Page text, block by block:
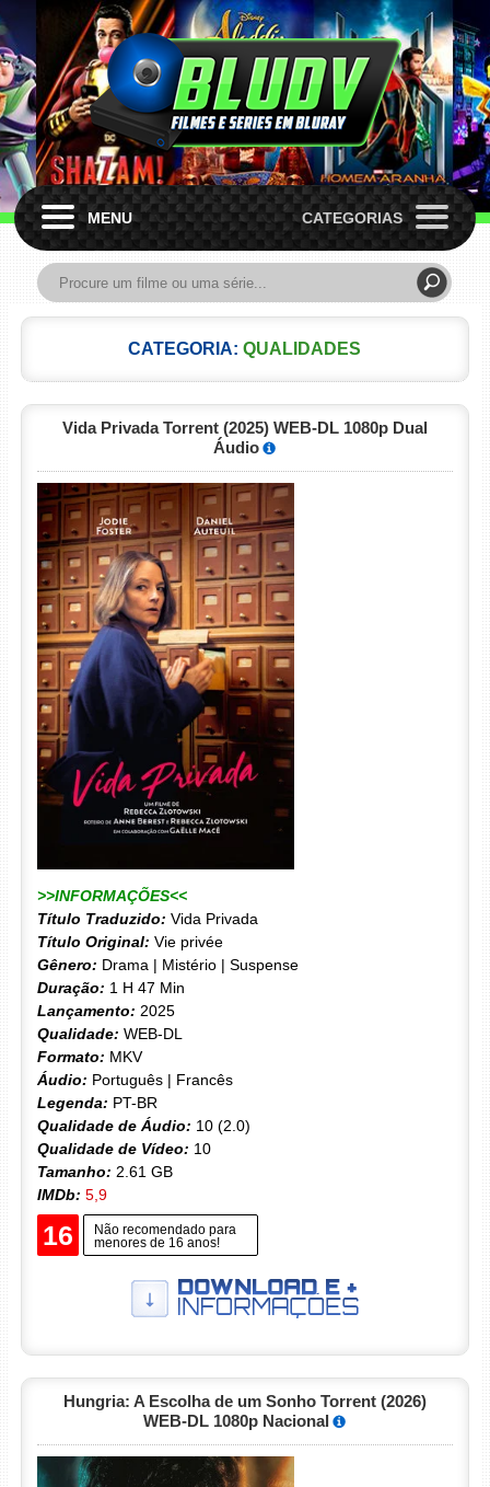
MENU CATEGORIAS
CATEGORIA:QUALIDADES
Vida Privada Torrent (2025) WEB-DL 1080p Dual
Áudio
>>INFORMAÇÕES<<
Título Traduzido: Vida Privada
Título Original: Vie privée
Gênero: Drama | Mistério | Suspense
Duração: 1 H 47 Min
Lançamento: 2025
Qualidade: WEB-DL
Formato: MKV
Áudio: Português | Francês
Legenda: PT-BR
Qualidade de Áudio: 10 (2.0)
Qualidade de Vídeo: 10
Tamanho: 2.61 GB
IMDb: 5,9
16
Não recomendado para
menores de 16 anos!
Hungria: A Escolha de um Sonho Torrent (2026)
WEB-DL 1080p Nacional